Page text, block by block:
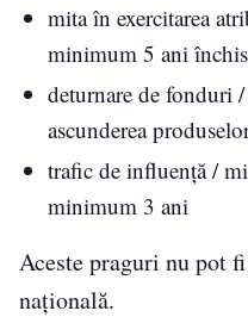
mita în exercitarea
minimum 5 ani
deturnare de fonduri
ascunderea
trafic de influență /
minimum 3 ani
Aceste praguri nu pot
națională.